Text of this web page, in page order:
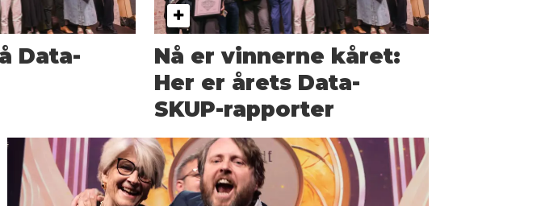
Data-
Nå er vinnerne kåret:
Her er årets Data-
SKUP-rapporter